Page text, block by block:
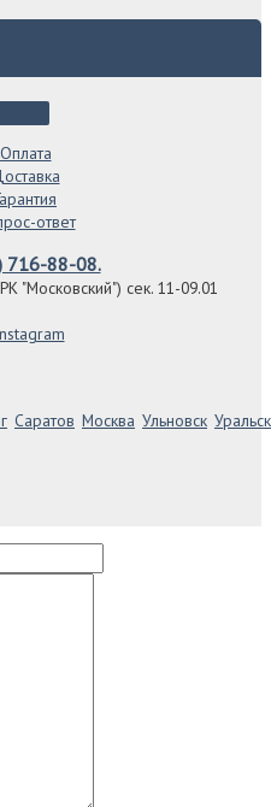
Оплата
ответ
716-88-08.
"Московский") сек. 11-09.01
Саратов Москва Ульновск Уральск